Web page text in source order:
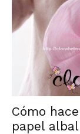
Cómo
papel